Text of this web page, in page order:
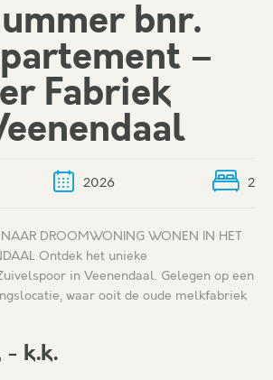
bnr.
–
Fabriek
2026 2
NAAR DROOMWONING WONEN IN HET
Ontdek het unieke
in Veenendaal. Gelegen op een
waar ooit de oude melkfabriek
- k.k.